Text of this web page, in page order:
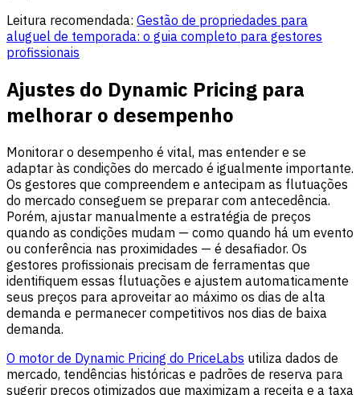
Leitura recomendada: Gestão de propriedades para
aluguel de temporada: o guia completo para gestores
profissionais
Ajustes do Dynamic Pricing para
melhorar o desempenho
Monitorar o desempenho é vital, mas entender e se
adaptar às condições do mercado é igualmente importante.
Os gestores que compreendem e antecipam as flutuações
do mercado conseguem se preparar com antecedência.
Porém, ajustar manualmente a estratégia de preços
quando as condições mudam — como quando há um evento
ou conferência nas proximidades — é desafiador. Os
gestores profissionais precisam de ferramentas que
identifiquem essas flutuações e ajustem automaticamente
seus preços para aproveitar ao máximo os dias de alta
demanda e permanecer competitivos nos dias de baixa
demanda.
O motor de Dynamic Pricing do PriceLabs utiliza dados de
mercado, tendências históricas e padrões de reserva para
sugerir preços otimizados que maximizam a receita e a taxa